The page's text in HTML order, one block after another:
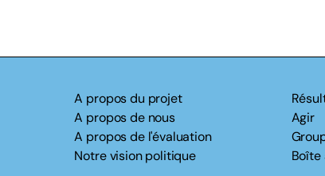
A propos du projet
A propos de nous
A propos de l'évaluation
Notre vision politique
Agir
Boîte